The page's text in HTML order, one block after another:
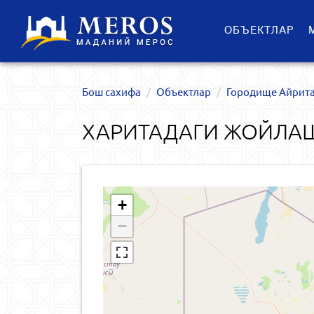
ОБЪЕКТЛАР
Бош сахифа Объектлар Городище
ХАРИТАДАГИ
+
−